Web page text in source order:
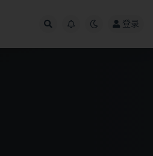
登录